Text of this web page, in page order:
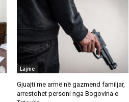
Lajme
Gjuajti me armë në gazmend familjar,
arrestohet personi nga Bogovina e